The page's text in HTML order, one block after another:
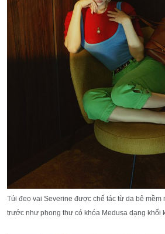
Túi đeo vai Severine được chế tác từ da bê mềm
trước như phong thư có khóa Medusa dạng khối